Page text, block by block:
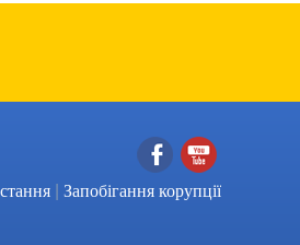
Facebook
YouTube
| Запобігання корупції